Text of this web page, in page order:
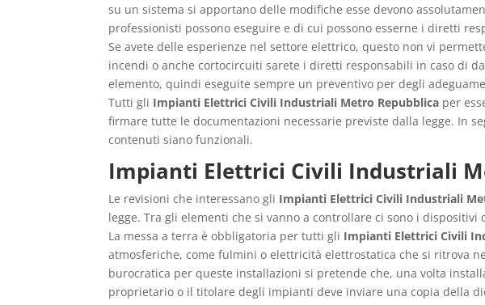
su un sistema si apportano delle modifiche esse devono
professionisti possono eseguire e di cui possono esserne i diretti
Se avete delle esperienze nel settore elettrico, questo non vi
incendi o anche cortocircuiti sarete i diretti responsabili in caso di
elemento, quindi eseguite sempre un preventivo per degli
Tutti gli Impianti Elettrici Civili Industriali Metro Repubblica per
firmare tutte le documentazioni necessarie previste dalla legge. In
contenuti siano funzionali.
Impianti Elettrici Civili Industriali
Le revisioni che interessano gli Impianti Elettrici Civili Industriali
legge. Tra gli elementi che si vanno a controllare ci sono i dispositivi
La messa a terra è obbligatoria per tutti gli Impianti Elettrici Civili
atmosferiche, come fulmini o elettricità elettrostatica che si ritrova
burocratica per queste installazioni si pretende che, una volta
proprietario o il titolare degli impianti deve inviare una copia della